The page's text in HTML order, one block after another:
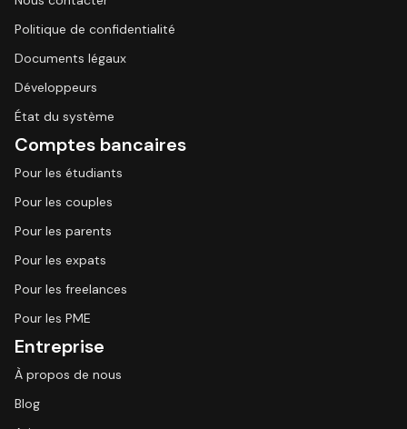
Politique de confidentialité
Documents légaux
Développeurs
État du système
Comptes bancaires
Pour les étudiants
Pour les couples
Pour les parents
Pour les expats
Pour les freelances
Pour les PME
Entreprise
À propos de nous
Blog